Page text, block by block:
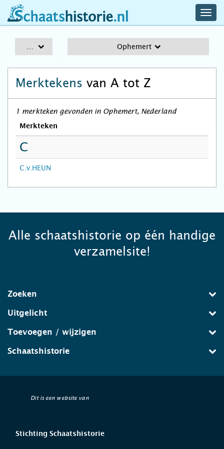
schaatshistorie.nl
Ophemert
Merktekens van A tot Z
1 merkteken gevonden in Ophemert, Nederland
Merkteken
C
C.v.HEUN
Alle schaatshistorie op één handige
verzamelsite!
Zoeken
Uitgelicht
Toevoegen / wijzigen
Schaatshistorie
Dit is een website van
Stichting Schaatshistorie